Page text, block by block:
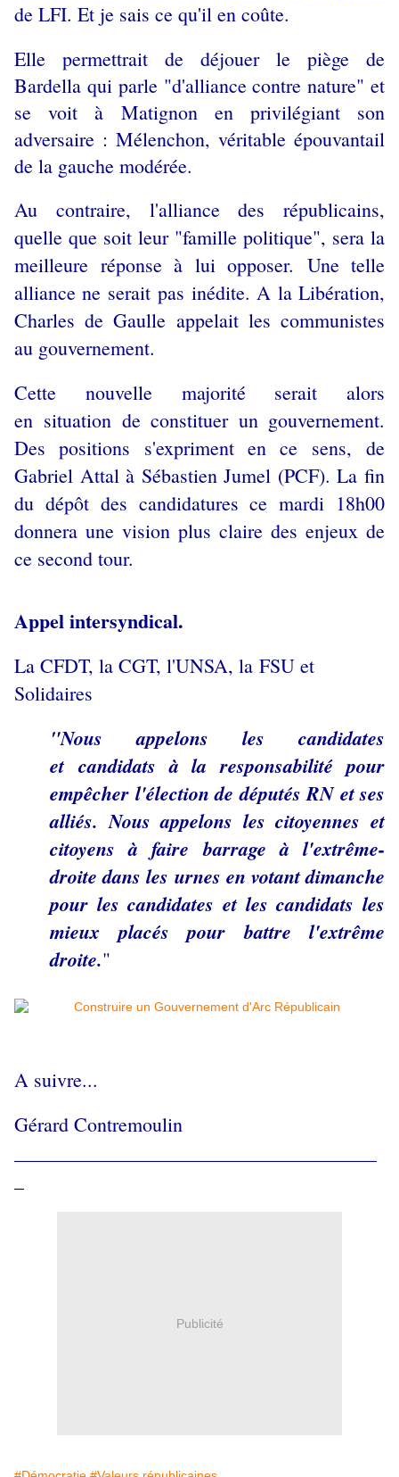
de LFI. Et je sais ce qu'il en coûte.
Elle permettrait de déjouer le piège de
Bardella qui parle "d'alliance contre nature" et
se voit à Matignon en privilégiant son
adversaire : Mélenchon, véritable épouvantail
de la gauche modérée.
Au contraire, l'alliancedes républicains,
quelle que soit leur "famille politique", sera la
meilleure réponse à lui opposer. Une telle
alliance ne serait pas inédite. A la Libération,
Charles de Gaulle appelait les communistes
au gouvernement.
Cette nouvelle majorité serait alors
en situation de constituer un gouvernement.
Des positions s'expriment en ce sens, de
Gabriel Attal à Sébastien Jumel (PCF). La fin
du dépôt des candidatures ce mardi 18h00
donnera une vision plus claire des enjeux de
ce second tour.
Appel intersyndical.
La CFDT, la CGT, l'UNSA, la FSU et
Solidaires
"Nous appelons les candidates
et candidats à la responsabilité pour
empêcher l'élection de députés RN et ses
alliés. Nous appelons les citoyennes et
citoyens à faire barrage à l'extrême-
droite dans les urnes en votant dimanche
pour les candidates et les candidats les
mieux placés pour battre l'extrême
droite."
A suivre...
Gérard Contremoulin
Publicité